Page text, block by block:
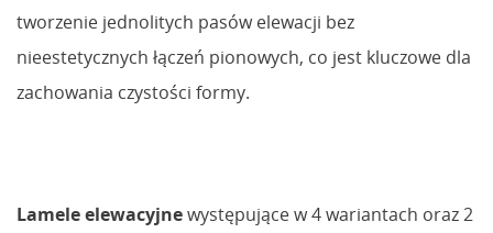
tworzenie jednolitych pasów elewacji bez
nieestetycznych łączeń pionowych, co jest kluczowe dla
zachowania czystości formy.
Lamele elewacyjnewystępujące w 4 wariantach oraz 2